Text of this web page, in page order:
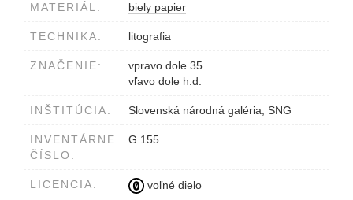
MATERIÁL: biely papier
TECHNIKA: litografia
ZNAČENIE:
vpravo dole 35
vľavo dole h.d.
INŠTITÚCIA: Slovenská národná galéria, SNG
INVENTÁRNE
ČÍSLO:
G 155
LICENCIA: voľné dielo